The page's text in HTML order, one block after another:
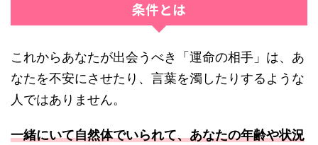
条件とは
これからあなたが出会うべき「運命の相手」は、あ
なたを不安にさせたり、言葉を濁したりするような
人ではありません。
一緒にいて自然体でいられて、あなたの年齢や状況